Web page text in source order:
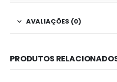
AVALIAÇÕES (0)
PRODUTOS